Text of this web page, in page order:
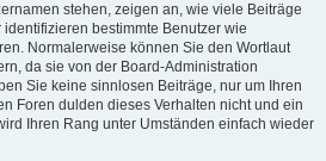
stehen, zeigen an, wie viele Beiträge
bestimmte Benutzer wie
Normalerweise können Sie den Wortlaut
da sie von der Board-Administration
Sie keine sinnlosen Beiträge, nur um Ihren
Foren dulden dieses Verhalten nicht und ein
Ihren Rang unter Umständen einfach wieder